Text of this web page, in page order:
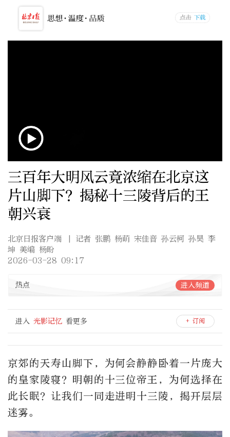
三百年大明风云竟浓缩在北京这
片山脚下？揭秘十三陵背后的王
朝兴衰
北京日报客户端
| 记者 张鹏 杨萌 宋佳音 孙云柯 孙昊 李
坤 美编 杨盼
2026-03-28 09:17
热点 进入频道
进入 光影记忆 看更多 + 订阅
京郊的天寿山脚下，为何会静静卧着一片庞大
的皇家陵寝？明朝的十三位帝王，为何选择在
此长眠？让我们一同走进明十三陵，揭开层层
迷雾。